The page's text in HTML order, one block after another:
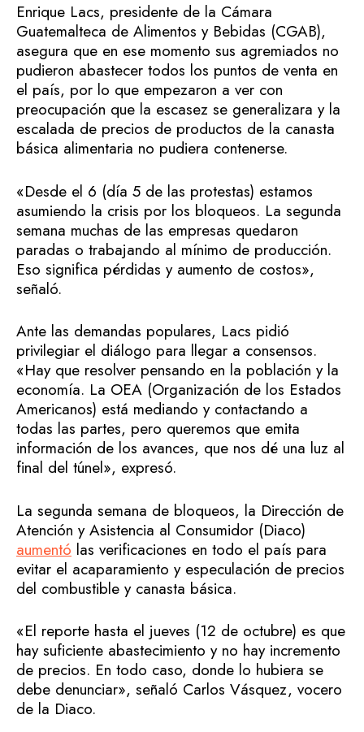
Enrique Lacs, presidente de la Cámara
Guatemalteca de Alimentos y Bebidas (CGAB),
asegura que en ese momento sus agremiados no
pudieron abastecer todos los puntos de venta en
el país, por lo que empezaron a ver con
preocupación que la escasez se generalizara y la
escalada de precios de productos de la canasta
básica alimentaria no pudiera contenerse.
«Desde el 6 (día 5 de las protestas) estamos
asumiendo la crisis por los bloqueos. La segunda
semana muchas de las empresas quedaron
paradas o trabajando al mínimo de producción.
Eso significa pérdidas y aumento de costos»,
señaló.
Ante las demandas populares, Lacs pidió
privilegiar el diálogo para llegar a consensos.
«Hay que resolver pensando en la población y la
economía. La OEA (Organización de los Estados
Americanos) está mediando y contactando a
todas las partes, pero queremos que emita
información de los avances, que nos dé una luz al
final del túnel», expresó.
La segunda semana de bloqueos, la Dirección de
Atención y Asistencia al Consumidor (Diaco)
aumentó las verificaciones en todo el país para
evitar el acaparamiento y especulación de precios
del combustible y canasta básica.
«El reporte hasta el jueves (12 de octubre) es que
hay suficiente abastecimiento y no hay incremento
de precios. En todo caso, donde lo hubiera se
debe denunciar», señaló Carlos Vásquez, vocero
de la Diaco.